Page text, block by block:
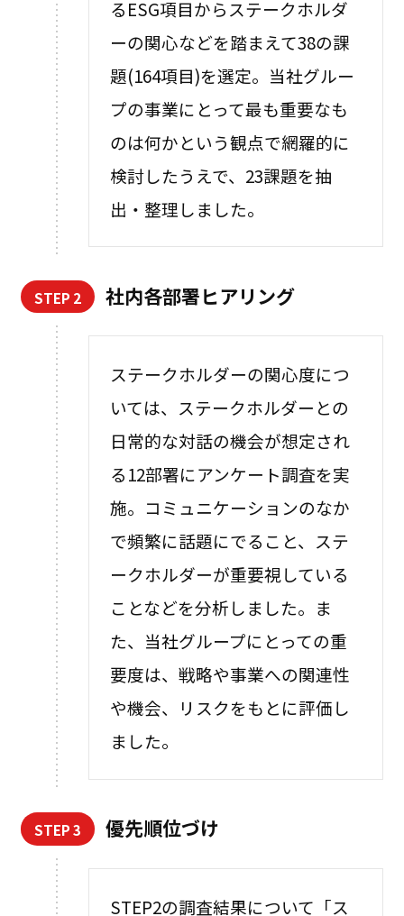
るESG項目からステークホルダ
ーの関心などを踏まえて38の課
題(164項目)を選定。当社グルー
プの事業にとって最も重要なも
のは何かという観点で網羅的に
検討したうえで、23課題を抽
出・整理しました。
STEP 2 社内各部署ヒアリング
ステークホルダーの関心度につ
いては、ステークホルダーとの
日常的な対話の機会が想定され
る12部署にアンケート調査を実
施。コミュニケーションのなか
で頻繁に話題にでること、ステ
ークホルダーが重要視している
ことなどを分析しました。ま
た、当社グループにとっての重
要度は、戦略や事業への関連性
や機会、リスクをもとに評価し
ました。
STEP 3 優先順位づけ
STEP2の調査結果について「ス